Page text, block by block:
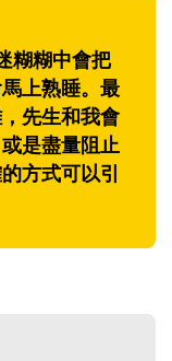
糊糊中會把
上熟睡。最
先生和我會
是盡量阻止
方式可以引